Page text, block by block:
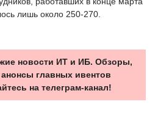
лишь около 250-270.
новости ИТ и ИБ. Обзоры,
анонсы главных ивентов
на телеграм-канал!